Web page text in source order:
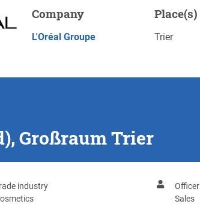
Company
L'Oréal Groupe
Place(s)
Trier
Großraum Trier
industry
Officer
Sales